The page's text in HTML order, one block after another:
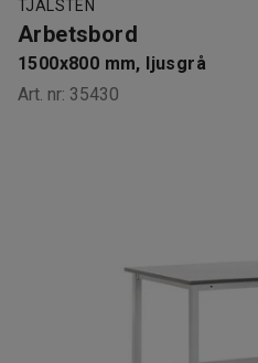
TJÄLSTEN
Arbetsbord
1500x800 mm, ljusgrå
Art. nr: 35430